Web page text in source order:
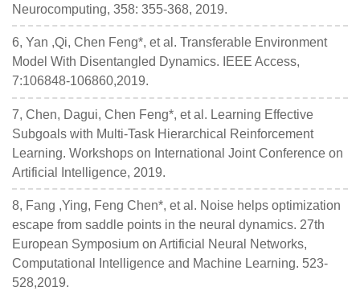
Neurocomputing, 358: 355-368, 2019.
6, Yan ,Qi, Chen Feng*, et al. Transferable Environment
Model With Disentangled Dynamics. IEEE Access,
7:106848-106860,2019.
7, Chen, Dagui, Chen Feng*, et al. Learning Effective
Subgoals with Multi-Task Hierarchical Reinforcement
Learning. Workshops on International Joint Conference on
Artificial Intelligence, 2019.
8, Fang ,Ying, Feng Chen*, et al. Noise helps optimization
escape from saddle points in the neural dynamics. 27th
European Symposium on Artificial Neural Networks,
Computational Intelligence and Machine Learning. 523-
528,2019.